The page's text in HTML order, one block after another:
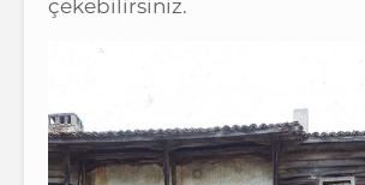
çekebilirsiniz.